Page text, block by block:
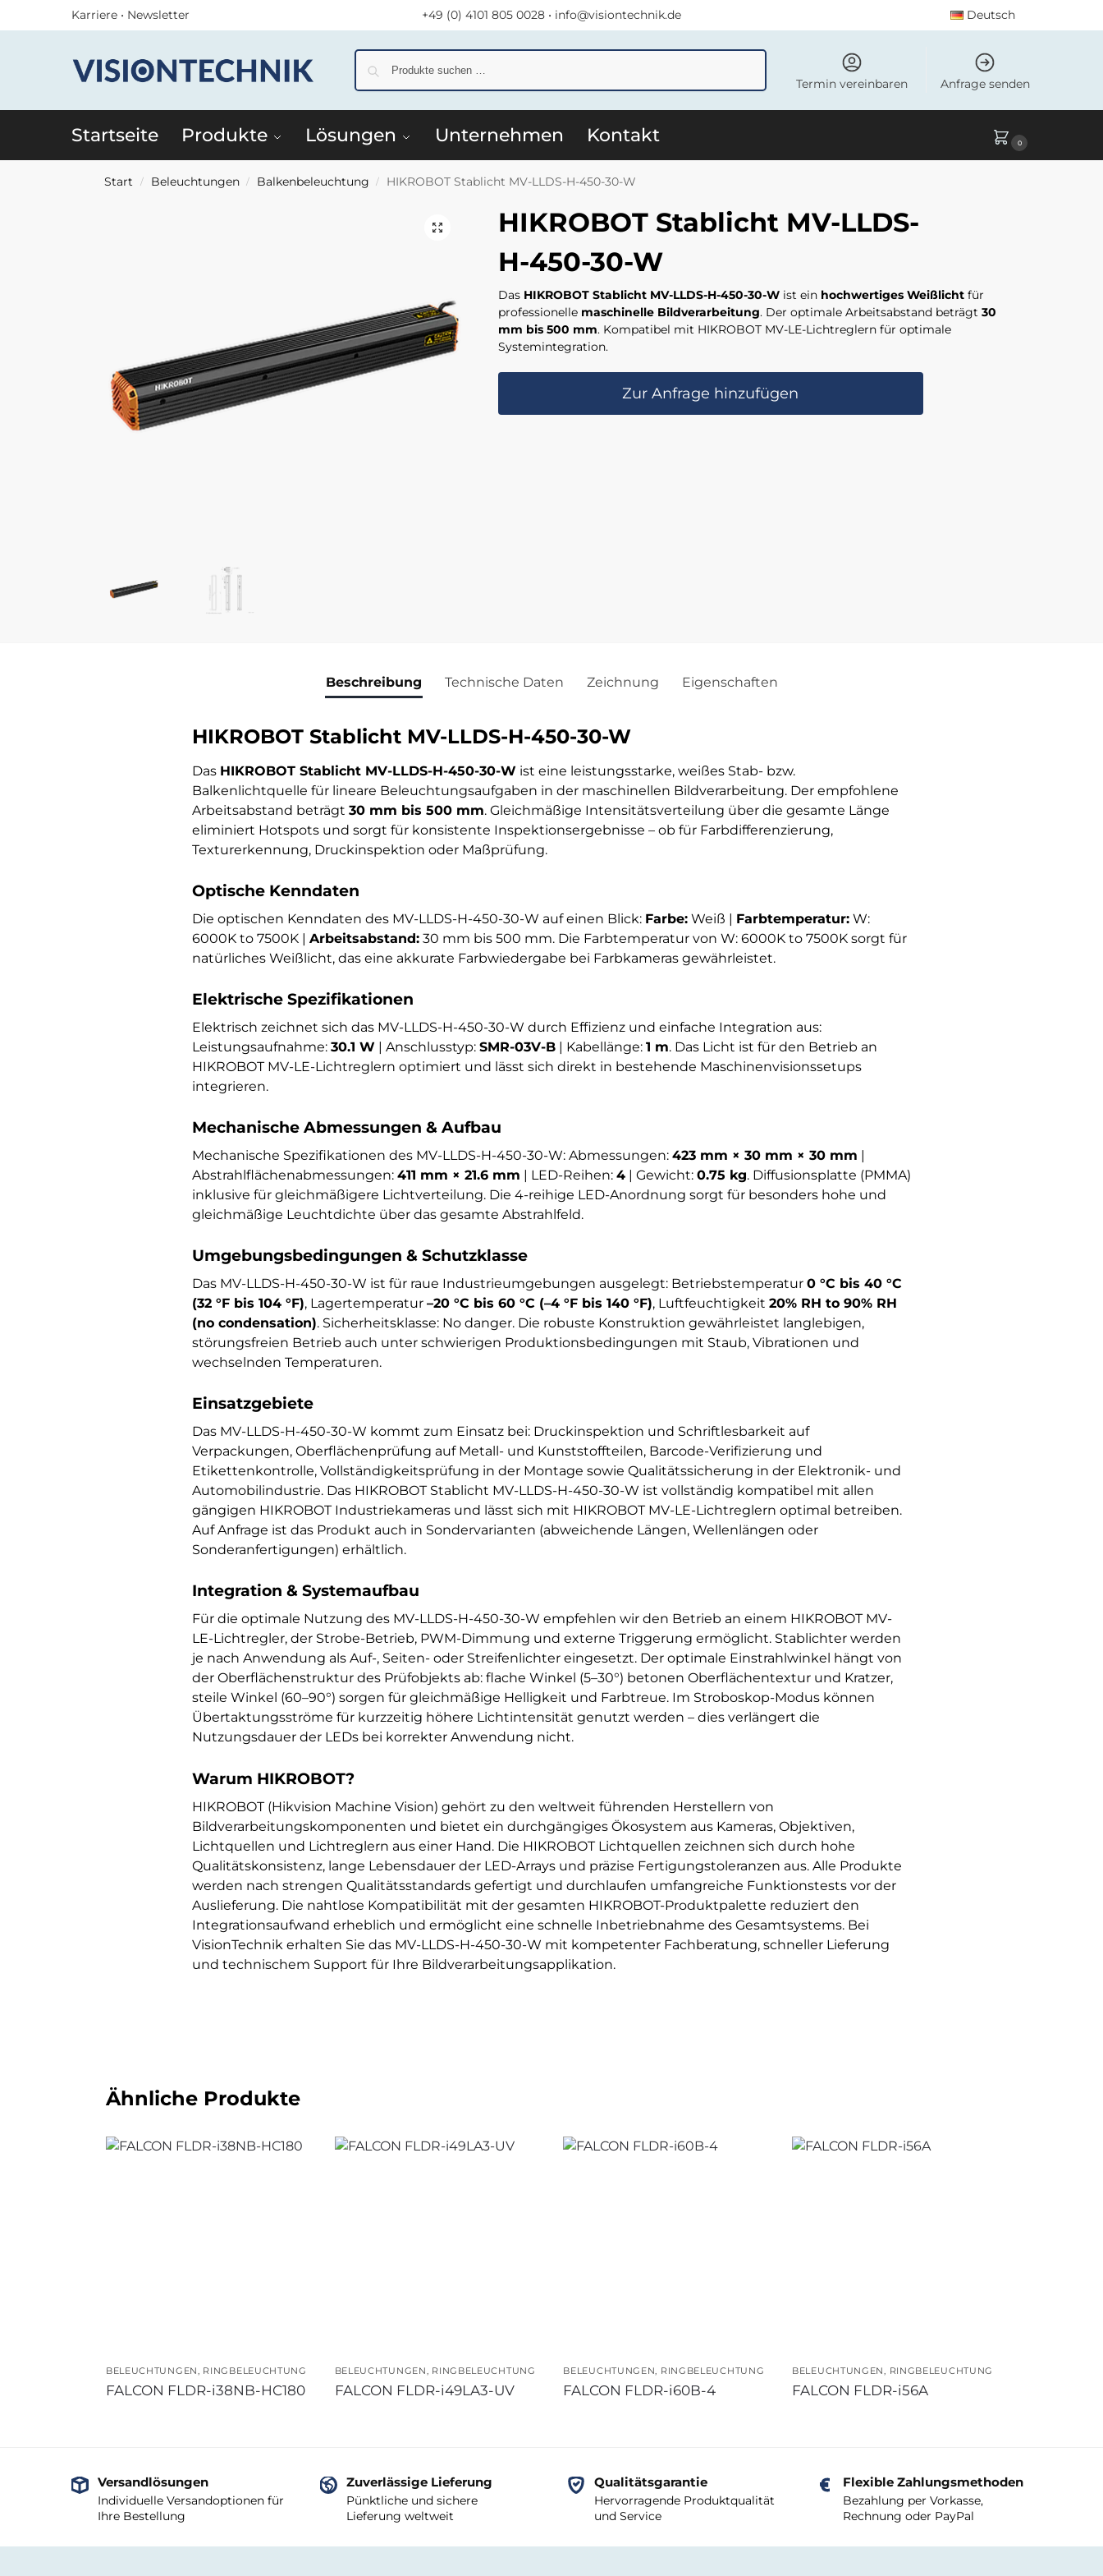
Karriere • Newsletter +49 (0) 4101 805 0028 • info@visiontechnik.de Deutsch
Termin vereinbaren Anfrage senden
Startseite Produkte Lösungen Unternehmen Kontakt 0
Start / Beleuchtungen / Balkenbeleuchtung / HIKROBOT Stablicht MV-LLDS-H-450-30-W
HIKROBOT Stablicht MV-LLDS-
H-450-30-W
Das HIKROBOT Stablicht MV-LLDS-H-450-30-Wist ein hochwertiges Weißlichtfür
professionelle maschinelle Bildverarbeitung. Der optimale Arbeitsabstand beträgt 30
mm bis 500 mm. Kompatibel mit HIKROBOT MV-LE-Lichtreglern für optimale
Systemintegration.
Zur Anfrage hinzufügen
Beschreibung Technische Daten Zeichnung Eigenschaften
HIKROBOT Stablicht MV-LLDS-H-450-30-W
Das HIKROBOT Stablicht MV-LLDS-H-450-30-W ist eine leistungsstarke, weißes Stab- bzw.
Balkenlichtquelle für lineare Beleuchtungsaufgaben in der maschinellen Bildverarbeitung. Der empfohlene
Arbeitsabstand beträgt 30 mm bis 500 mm. Gleichmäßige Intensitätsverteilung über die gesamte Länge
eliminiert Hotspots und sorgt für konsistente Inspektionsergebnisse – ob für Farbdifferenzierung,
Texturerkennung, Druckinspektion oder Maßprüfung.
Optische Kenndaten
Die optischen Kenndaten des MV-LLDS-H-450-30-W auf einen Blick: Farbe:Weiß | Farbtemperatur:W:
6000K to 7500K | Arbeitsabstand:30 mm bis 500 mm. Die Farbtemperatur von W: 6000K to 7500K sorgt für
natürliches Weißlicht, das eine akkurate Farbwiedergabe bei Farbkameras gewährleistet.
Elektrische Spezifikationen
Elektrisch zeichnet sich das MV-LLDS-H-450-30-W durch Effizienz und einfache Integration aus:
Leistungsaufnahme: 30.1 W | Anschlusstyp: SMR-03V-B| Kabellänge: 1 m. Das Licht ist für den Betrieb an
HIKROBOT MV-LE-Lichtreglern optimiert und lässt sich direkt in bestehende Maschinenvisionssetups
integrieren.
Mechanische Abmessungen & Aufbau
Mechanische Spezifikationen des MV-LLDS-H-450-30-W: Abmessungen: 423 mm × 30 mm × 30 mm |
Abstrahlflächenabmessungen: 411 mm × 21.6 mm | LED-Reihen: 4| Gewicht: 0.75 kg. Diffusionsplatte (PMMA)
inklusive für gleichmäßigere Lichtverteilung. Die 4-reihige LED-Anordnung sorgt für besonders hohe und
gleichmäßige Leuchtdichte über das gesamte Abstrahlfeld.
Umgebungsbedingungen & Schutzklasse
Das MV-LLDS-H-450-30-W ist für raue Industrieumgebungen ausgelegt: Betriebstemperatur 0 °C bis 40 °C
(32 °F bis 104 °F), Lagertemperatur –20 °C bis 60 °C (–4 °F bis 140 °F), Luftfeuchtigkeit 20% RH to 90% RH
(no condensation). Sicherheitsklasse: No danger. Die robuste Konstruktion gewährleistet langlebigen,
störungsfreien Betrieb auch unter schwierigen Produktionsbedingungen mit Staub, Vibrationen und
wechselnden Temperaturen.
Einsatzgebiete
Das MV-LLDS-H-450-30-W kommt zum Einsatz bei: Druckinspektion und Schriftlesbarkeit auf
Verpackungen, Oberflächenprüfung auf Metall- und Kunststoffteilen, Barcode-Verifizierung und
Etikettenkontrolle, Vollständigkeitsprüfung in der Montage sowie Qualitätssicherung in der Elektronik- und
Automobilindustrie. Das HIKROBOT Stablicht MV-LLDS-H-450-30-W ist vollständig kompatibel mit allen
gängigen HIKROBOT Industriekameras und lässt sich mit HIKROBOT MV-LE-Lichtreglern optimal betreiben.
Auf Anfrage ist das Produkt auch in Sondervarianten (abweichende Längen, Wellenlängen oder
Sonderanfertigungen) erhältlich.
Integration & Systemaufbau
Für die optimale Nutzung des MV-LLDS-H-450-30-W empfehlen wir den Betrieb an einem HIKROBOT MV-
LE-Lichtregler, der Strobe-Betrieb, PWM-Dimmung und externe Triggerung ermöglicht. Stablichter werden
je nach Anwendung als Auf-, Seiten- oder Streifenlichter eingesetzt. Der optimale Einstrahlwinkel hängt von
der Oberflächenstruktur des Prüfobjekts ab: flache Winkel (5–30°) betonen Oberflächentextur und Kratzer,
steile Winkel (60–90°) sorgen für gleichmäßige Helligkeit und Farbtreue. Im Stroboskop-Modus können
Übertaktungsströme für kurzzeitig höhere Lichtintensität genutzt werden – dies verlängert die
Nutzungsdauer der LEDs bei korrekter Anwendung nicht.
Warum HIKROBOT?
HIKROBOT (Hikvision Machine Vision) gehört zu den weltweit führenden Herstellern von
Bildverarbeitungskomponenten und bietet ein durchgängiges Ökosystem aus Kameras, Objektiven,
Lichtquellen und Lichtreglern aus einer Hand. Die HIKROBOT Lichtquellen zeichnen sich durch hohe
Qualitätskonsistenz, lange Lebensdauer der LED-Arrays und präzise Fertigungstoleranzen aus. Alle Produkte
werden nach strengen Qualitätsstandards gefertigt und durchlaufen umfangreiche Funktionstests vor der
Auslieferung. Die nahtlose Kompatibilität mit der gesamten HIKROBOT-Produktpalette reduziert den
Integrationsaufwand erheblich und ermöglicht eine schnelle Inbetriebnahme des Gesamtsystems. Bei
VisionTechnik erhalten Sie das MV-LLDS-H-450-30-W mit kompetenter Fachberatung, schneller Lieferung
und technischem Support für Ihre Bildverarbeitungsapplikation.
Ähnliche Produkte
BELEUCHTUNGEN, RINGBELEUCHTUNG
FALCON FLDR-i38NB-HC180
BELEUCHTUNGEN, RINGBELEUCHTUNG
FALCON FLDR-i49LA3-UV
BELEUCHTUNGEN, RINGBELEUCHTUNG
FALCON FLDR-i60B-4
BELEUCHTUNGEN, RINGBELEUCHTUNG
FALCON FLDR-i56A
Versandlösungen
Individuelle Versandoptionen für
Ihre Bestellung
Zuverlässige Lieferung
Pünktliche und sichere
Lieferung weltweit
Qualitätsgarantie
Hervorragende Produktqualität
und Service
Flexible Zahlungsmethoden
Bezahlung per Vorkasse,
Rechnung oder PayPal